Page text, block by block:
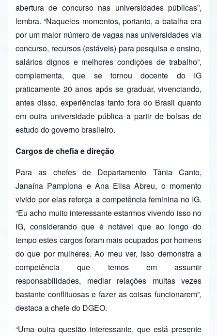
abertura de concurso nas universidades públicas”,
lembra. “Naqueles momentos, portanto, a batalha era
por um maior número de vagas nas universidades via
concurso, recursos (estáveis) para pesquisa e ensino,
salários dignos e melhores condições de trabalho”,
complementa, que se tornou docente do IG
praticamente 20 anos após se graduar, vivenciando,
antes disso, experiências tanto fora do Brasil quanto
em outra universidade pública a partir de bolsas de
estudo do governo brasileiro.
Cargos de chefia e direção
Para as chefes de Departamento Tânia Canto,
Janaína Pamplona e Ana Elisa Abreu, o momento
vivido por elas reforça a competência feminina no IG.
“Eu acho muito interessante estarmos vivendo isso no
IG, considerando que é notável que ao longo do
tempo estes cargos foram mais ocupados por homens
do que por mulheres. Ao meu ver, isso demonstra a
competência que temos em assumir
responsabilidades, mediar relações muitas vezes
bastante conflituosas e fazer as coisas funcionarem”,
destaca a chefe do DGEO.
“Uma outra questão interessante, que está presente